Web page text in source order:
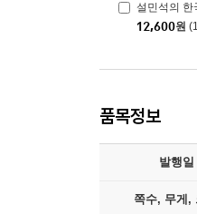
설민석의 한
12,600원
품목정보
발행일
쪽수, 무게,